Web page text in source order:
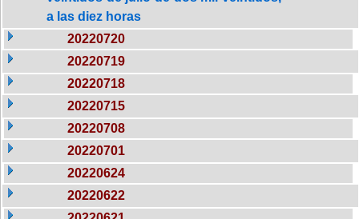
a las diez horas
20220720
20220719
20220718
20220715
20220708
20220701
20220624
20220622